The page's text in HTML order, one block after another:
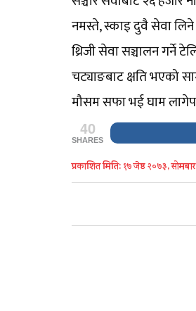
नमस्ते, स्काइ दुवै सेवा
थ्रिजी सेवा सञ्चालन गर्ने
चट्याङबाट क्षति भएको
मौसम सफा भई घाम
40
SHARES
प्रकाशित मिति: १७ जेष्ठ २०७३, सोमबार